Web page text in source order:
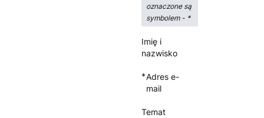
oznaczone są
symbolem - *
Imię i
nazwisko
*Adres e-
mail
Temat